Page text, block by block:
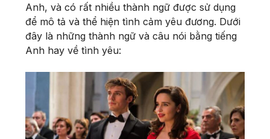
Anh, và có rất nhiều thành ngữ được sử dụng
để mô tả và thể hiện tình cảm yêu đương. Dưới
đây là những thành ngữ và câu nói bằng tiếng
Anh hay về tình yêu: